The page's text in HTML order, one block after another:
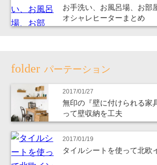
お手洗い、お風呂場、お部
オシャレヒーターまとめ
パーテーション
2017/01/27
無印の『壁に付けられる家
って壁収納を工夫
2017/01/19
タイルシートを使って北欧